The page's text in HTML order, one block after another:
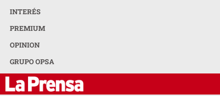
INTERÉS
PREMIUM
OPINION
GRUPO OPSA